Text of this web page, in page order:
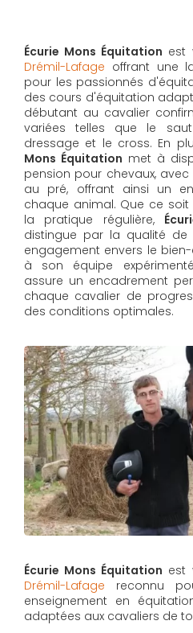
Écurie Mons Équitation est
Drémil-Lafage offrant une
pour les passionnés
des cours d'équitation
débutant au cavalier
variées telles que le
dressage et le cross. En
Mons Équitation met à
pension pour chevaux,
au pré, offrant ainsi un
chaque animal. Que ce
la pratique régulière,
distingue par la qualité de
engagement envers le
à son équipe
assure un encadrement
chaque cavalier de
des conditions optimales.
Écurie Mons Équitation est
Drémil-Lafage reconnu
enseignement en
adaptées aux cavaliers de